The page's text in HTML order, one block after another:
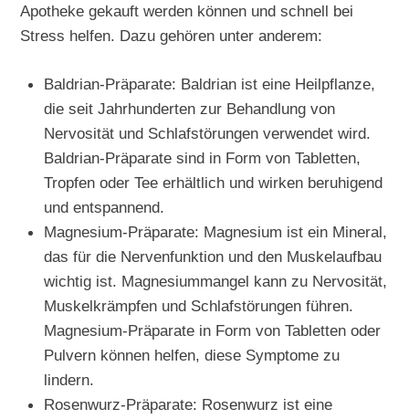
Apotheke gekauft werden können und schnell bei
Stress helfen. Dazu gehören unter anderem:
Baldrian-Präparate: Baldrian ist eine Heilpflanze,
die seit Jahrhunderten zur Behandlung von
Nervosität und Schlafstörungen verwendet wird.
Baldrian-Präparate sind in Form von Tabletten,
Tropfen oder Tee erhältlich und wirken beruhigend
und entspannend.
Magnesium-Präparate: Magnesium ist ein Mineral,
das für die Nervenfunktion und den Muskelaufbau
wichtig ist. Magnesiummangel kann zu Nervosität,
Muskelkrämpfen und Schlafstörungen führen.
Magnesium-Präparate in Form von Tabletten oder
Pulvern können helfen, diese Symptome zu
lindern.
Rosenwurz-Präparate: Rosenwurz ist eine